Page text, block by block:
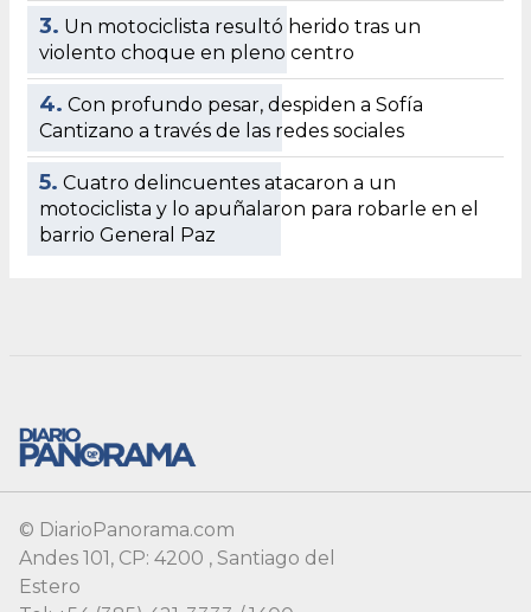
© DiarioPanorama.com
Andes 101, CP: 4200 , Santiago del
Estero